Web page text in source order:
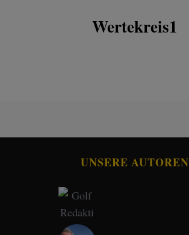
Wertekreis1
UNSERE AUTOREN